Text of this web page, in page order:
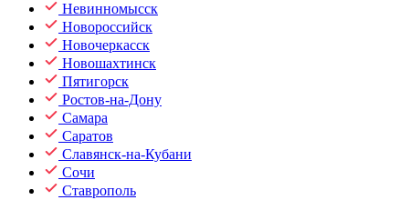
Невинномысск
Новороссийск
Новочеркасск
Новошахтинск
Пятигорск
Ростов-на-Дону
Самара
Саратов
Славянск-на-Кубани
Сочи
Ставрополь